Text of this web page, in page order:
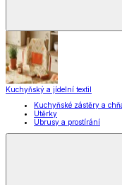
Kuchyňský a jídelní textil
Kuchyňské zástěry a
Utěrky
Ubrusy a prostírání